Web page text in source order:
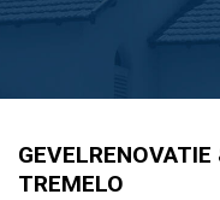
TREMELO